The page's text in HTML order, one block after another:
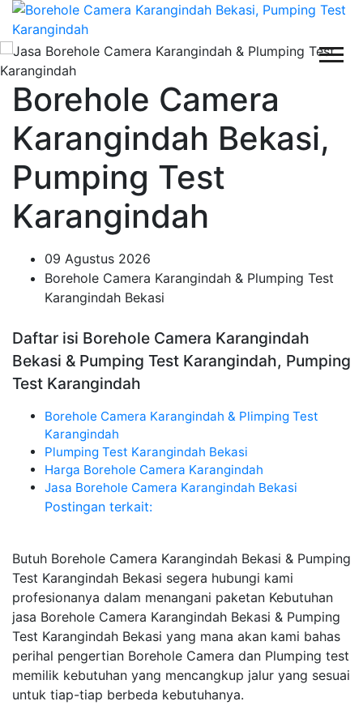
Borehole Camera
Karangindah Bekasi,
Pumping Test
Karangindah
09 Agustus 2026
Borehole Camera Karangindah & Plumping Test
Karangindah Bekasi
Daftar isi Borehole Camera Karangindah
Bekasi & Pumping Test Karangindah, Pumping
Test Karangindah
Borehole Camera Karangindah & Plimping Test
Karangindah
Plumping Test Karangindah Bekasi
Harga Borehole Camera Karangindah
Jasa Borehole Camera Karangindah Bekasi
Postingan terkait:
Butuh Borehole Camera Karangindah Bekasi & Pumping
Test Karangindah Bekasi segera hubungi kami
profesionanya dalam menangani paketan Kebutuhan
jasa Borehole Camera Karangindah Bekasi & Pumping
Test Karangindah Bekasi yang mana akan kami bahas
perihal pengertian Borehole Camera dan Plumping test
memilik kebutuhan yang mencangkup jalur yang sesuai
untuk tiap-tiap berbeda kebutuhanya.